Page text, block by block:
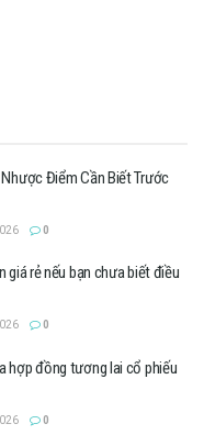
Nhược Điểm Cần Biết Trước
0
rẻ nếu bạn chưa biết điều
0
hợp đồng tương lai cổ phiếu
0